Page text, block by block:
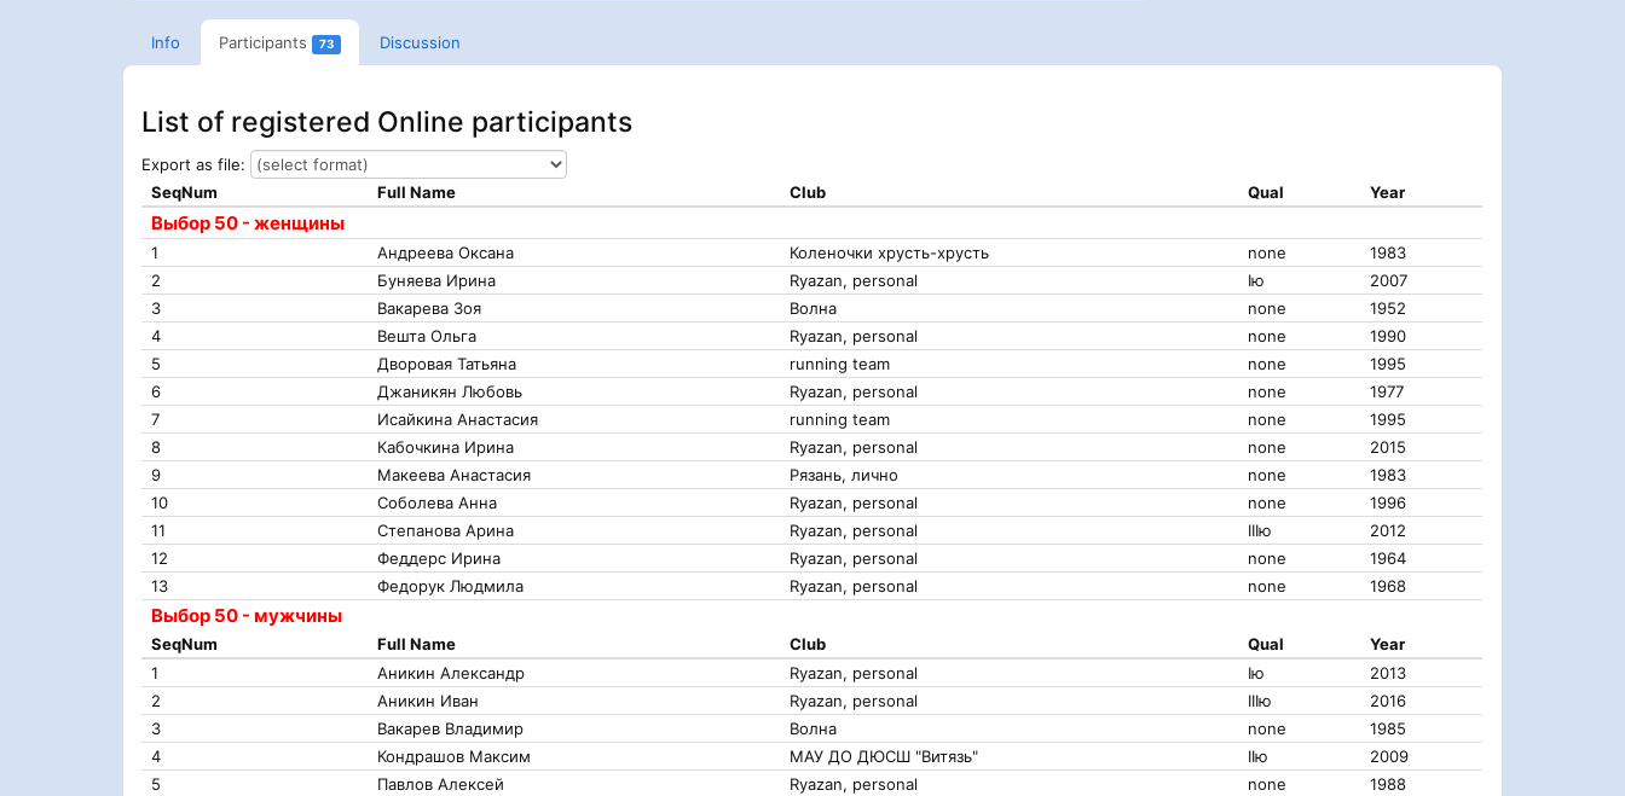
Info Participants 73 Discussion
List of registered Online participants
Export as file:
Выбор 50 - женщины
SeqNum Full Name Club Qual Year
1 Андреева Оксана Коленочки хрусть-хрусть none
1983
2
Буняева Ирина Ryazan, personal Iю
2007
3
Вакарева Зоя Волна none
1952
4
Вешта Ольга Ryazan, personal none
1990
5
Дворовая Татьяна running team none
1995
6
Джаникян Любовь Ryazan, personal none
1977
7
Исайкина Анастасия running team none
1995
8
Кабочкина Ирина Ryazan, personal none
2015
9
Макеева Анастасия Рязань, лично none
1983
10
Соболева Анна Ryazan, personal none
1996
11
Степанова Арина Ryazan, personal IIIю
2012
12
Феддерс Ирина Ryazan, personal none
1964
13
Федорук Людмила Ryazan, personal none 1968
Выбор 50 - мужчины
SeqNum Full Name Club Qual
Year
1
Аникин Александр Ryazan, personal Iю
2013
2
Аникин Иван Ryazan, personal IIIю
2016
3
Вакарев Владимир Волна none
1985
4
Кондрашов Максим МАУ ДО ДЮСШ "Витязь" IIю
2009
5
Павлов Алексей Ryazan, personal none
1988